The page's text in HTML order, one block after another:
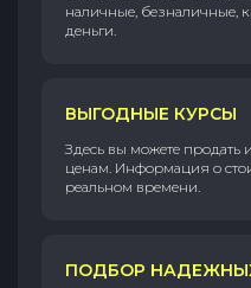
наличные, безналичные,
деньги.
ВЫГОДНЫЕ КУРСЫ
Здесь вы можете продать
ценам. Информация о
реальном времени.
ПОДБОР